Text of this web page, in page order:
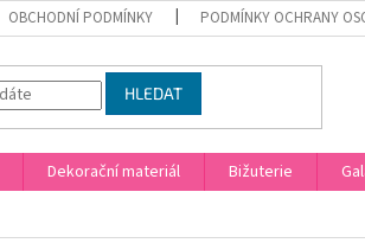
OBCHODNÍ PODMÍNKY PODMÍNKY OCHRANY
HLEDAT
Dekorační materiál Bižuterie